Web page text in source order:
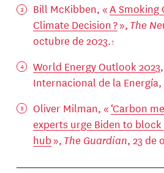
Bill McKibben, «A Smoking
Climate Decision ?», The
octubre de 2023.
World Energy Outlook 2023
Internacional de la
Oliver Milman, «‘Carbon
experts urge Biden to
hub», The Guardian, 23 de